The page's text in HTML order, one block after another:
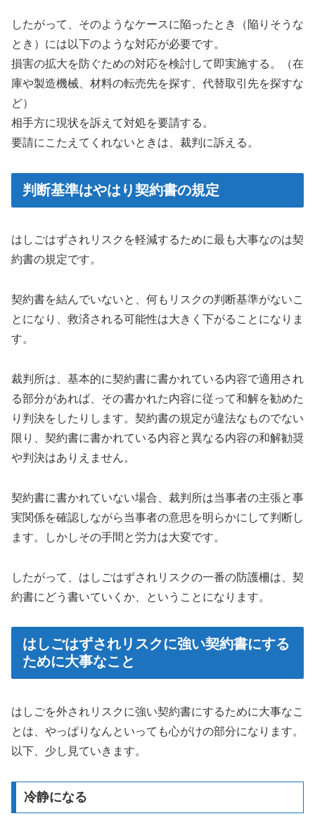
したがって、そのようなケースに陥ったとき（陥りそうな
とき）には以下のような対応が必要です。
損害の拡大を防ぐための対応を検討して即実施する。（在
庫や製造機械、材料の転売先を探す、代替取引先を探すな
ど）
相手方に現状を訴えて対処を要請する。
要請にこたえてくれないときは、裁判に訴える。
判断基準はやはり契約書の規定
はしごはずされリスクを軽減するために最も大事なのは契
約書の規定です。
契約書を結んでいないと、何もリスクの判断基準がないこ
とになり、救済される可能性は大きく下がることになりま
す。
裁判所は、基本的に契約書に書かれている内容で適用され
る部分があれば、その書かれた内容に従って和解を勧めた
り判決をしたりします。契約書の規定が違法なものでない
限り、契約書に書かれている内容と異なる内容の和解勧奨
や判決はありえません。
契約書に書かれていない場合、裁判所は当事者の主張と事
実関係を確認しながら当事者の意思を明らかにして判断し
ます。しかしその手間と労力は大変です。
したがって、はしごはずされリスクの一番の防護柵は、契
約書にどう書いていくか、ということになります。
はしごはずされリスクに強い契約書にする
ために大事なこと
はしごを外されリスクに強い契約書にするために大事なこ
とは、やっぱりなんといっても心がけの部分になります。
以下、少し見ていきます。
冷静になる